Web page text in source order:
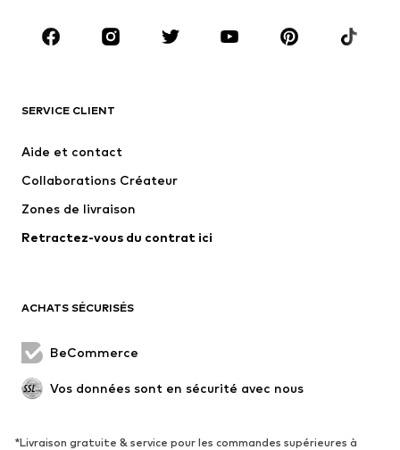
Accessoires
Premium
Nouveautés
Lingerie
Manteaux
Jupes
Occasions spéciales
Nouveautés Tendance
SERVICE CLIENT
Aide et contact
Collaborations Créateur
Zones de livraison
Retractez-vous du contrat ici
ACHATS SÉCURISÉS
BeCommerce
Vos données sont en sécurité avec nous
*Livraison gratuite & service pour les commandes supérieures à